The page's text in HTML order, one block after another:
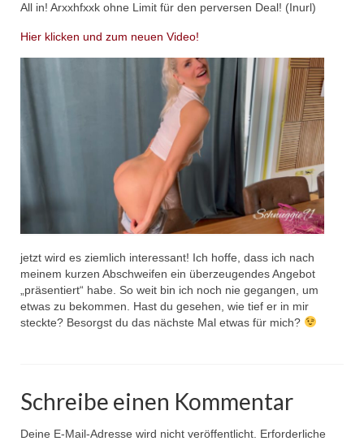
All in! Arxxhfxxk ohne Limit für den perversen Deal! (Inurl)
Hier klicken und zum neuen Video!
jetzt wird es ziemlich interessant! Ich hoffe, dass ich nach
meinem kurzen Abschweifen ein überzeugendes Angebot
„präsentiert“ habe. So weit bin ich noch nie gegangen, um
etwas zu bekommen. Hast du gesehen, wie tief er in mir
steckte? Besorgst du das nächste Mal etwas für mich?
Schreibe einen Kommentar
Deine E-Mail-Adresse wird nicht veröffentlicht. Erforderliche